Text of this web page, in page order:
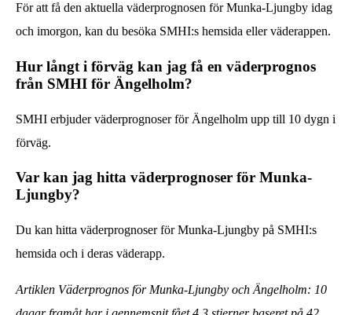
För att få den aktuella väderprognosen för Munka-Ljungby idag
och imorgon, kan du besöka SMHI:s hemsida eller väderappen.
Hur långt i förväg kan jag få en väderprognos
från SMHI för Ängelholm?
SMHI erbjuder väderprognoser för Ängelholm upp till 10 dygn i
förväg.
Var kan jag hitta väderprognoser för Munka-
Ljungby?
Du kan hitta väderprognoser för Munka-Ljungby på SMHI:s
hemsida och i deras väderapp.
Artiklen Väderprognos för Munka-Ljungby och Ängelholm: 10